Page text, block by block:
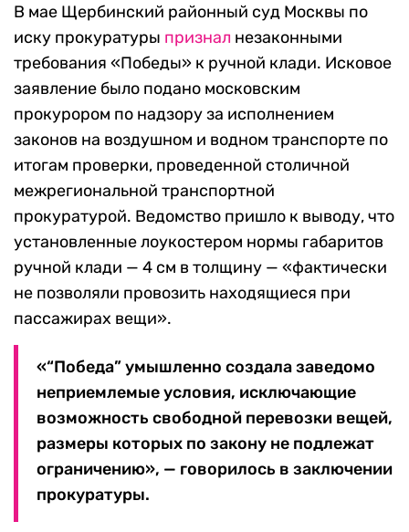
В мае Щербинский районный суд Москвы по
иску прокуратуры признал незаконными
требования «Победы» к ручной клади. Исковое
заявление было подано московским
прокурором по надзору за исполнением
законов на воздушном и водном транспорте по
итогам проверки, проведенной столичной
межрегиональной транспортной
прокуратурой. Ведомство пришло к выводу, что
установленные лоукостером нормы габаритов
ручной клади — 4 см в толщину — «фактически
не позволяли провозить находящиеся при
пассажирах вещи».
«“Победа” умышленно создала заведомо
неприемлемые условия, исключающие
возможность свободной перевозки вещей,
размеры которых по закону не подлежат
ограничению», — говорилось в заключении
прокуратуры.